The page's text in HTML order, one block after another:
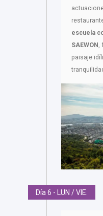
escuela
SAEWON
paisaje
Día 6 - LUN / VIE.